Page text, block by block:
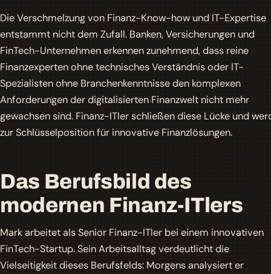
Die Verschmelzung von Finanz-Know-how und IT-Expertise
entstammt nicht dem Zufall. Banken, Versicherungen und
FinTech-Unternehmen erkennen zunehmend, dass reine
Finanzexperten ohne technisches Verständnis oder IT-
Spezialisten ohne Branchenkenntnisse den komplexen
Anforderungen der digitalisierten Finanzwelt nicht mehr
gewachsen sind.Finanz-ITlerschließen diese Lücke und
zur Schlüsselposition für innovative Finanzlösungen.
Das Berufsbild des
modernen Finanz-ITlers
Mark arbeitet als Senior Finanz-ITler bei einem innovativen
FinTech-Startup. Sein Arbeitsalltag verdeutlicht die
Vielseitigkeit dieses Berufsfelds: Morgens analysiert er